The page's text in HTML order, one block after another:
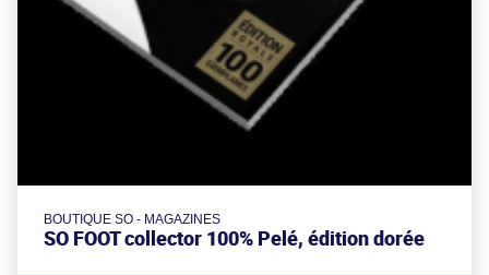
BOUTIQUE SO - MAGAZINES
SO FOOT collector 100% Pelé, édition dorée